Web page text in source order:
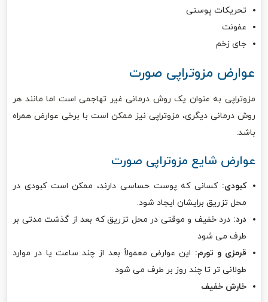
تحریکات پوستی
عفونت
جای زخم
عوارض مزوتراپی صورت
مزوتراپی به عنوان یک روش درمانی غیر تهاجمی است اما مانند هر
روش درمانی دیگری، مزوتراپی نیز ممکن است با برخی عوارض همراه
باشد.
عوارض شایع مزوتراپی صورت
کبودی: کسانی که پوست حساسی دارند، ممکن است کبودی در
محل تزریق برایشان ایجاد شود.
درد: درد خفیف و موقتی در محل تزریق که بعد از گذشت مدتی بر
طرف می شود
قرمزی و تورم: این عوارض معمولاً بعد از چند ساعت یا در موارد
طولانی تر تا چند روز بر طرف می شود
خارش خفیف